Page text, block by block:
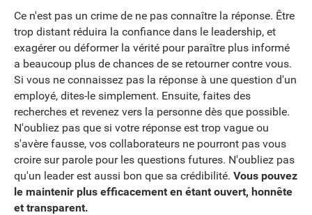
Ce n'est pas un crime de ne pas connaître la réponse. Être
trop distant réduira la confiance dans le leadership, et
exagérer ou déformer la vérité pour paraître plus informé
a beaucoup plus de chances de se retourner contre vous.
Si vous ne connaissez pas la réponse à une question d'un
employé, dites-le simplement. Ensuite, faites des
recherches et revenez vers la personne dès que possible.
N'oubliez pas que si votre réponse est trop vague ou
s'avère fausse, vos collaborateurs ne pourront pas vous
croire sur parole pour les questions futures. N'oubliez pas
qu'un leader est aussi bon que sa crédibilité. Vous pouvez
le maintenir plus efficacement en étant ouvert, honnête
et transparent.